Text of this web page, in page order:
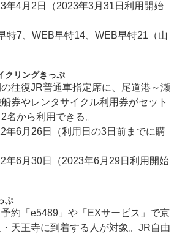
年4月2日（2023年3月31日利用開始
特7、WEB早特14、WEB早特21（山
クリングきっぷ
往復JR普通車指定席に、尾道港～瀬
券やレンタサイクル利用券がセット
名から利用できる。
年6月26日（利用日の3日前までに購
年6月30日（2023年6月29日利用開始
ぷ
約「e5489」や「EXサービス」で京
天王寺に到着する人が対象。JR自由